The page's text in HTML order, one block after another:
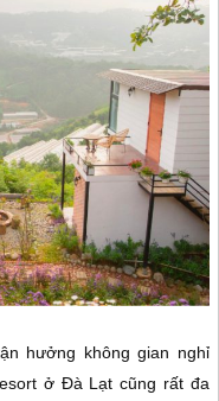
hưởng không gian nghỉ
ở Đà Lạt cũng rất đa